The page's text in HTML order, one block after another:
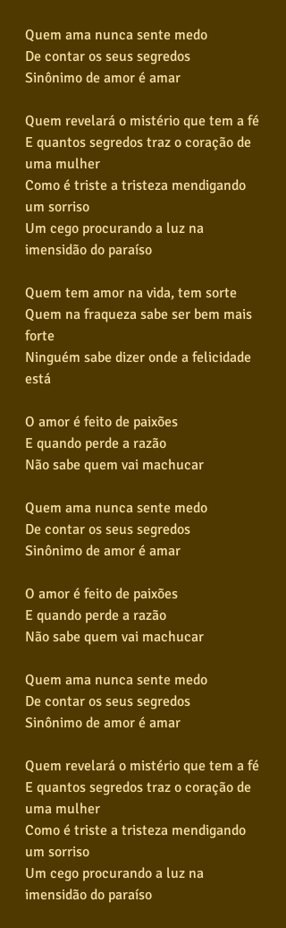
Quem ama nunca sente medo
De contar os seus segredos
Sinônimo de amor é amar
Quem revelará o mistério que tem a fé
E quantos segredos traz o coração de
uma mulher
Como é triste a tristeza mendigando
um sorriso
Um cego procurando a luz na
imensidão do paraíso
Quem tem amor na vida, tem sorte
Quem na fraqueza sabe ser bem mais
forte
Ninguém sabe dizer onde a felicidade
está
O amor é feito de paixões
E quando perde a razão
Não sabe quem vai machucar
Quem ama nunca sente medo
De contar os seus segredos
Sinônimo de amor é amar
O amor é feito de paixões
E quando perde a razão
Não sabe quem vai machucar
Quem ama nunca sente medo
De contar os seus segredos
Sinônimo de amor é amar
Quem revelará o mistério que tem a fé
E quantos segredos traz o coração de
uma mulher
Como é triste a tristeza mendigando
um sorriso
Um cego procurando a luz na
imensidão do paraíso